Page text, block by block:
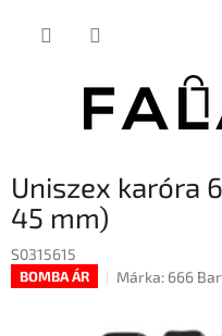
Uniszex karóra
45 mm)
S0315615
BOMBA ÁR Márka: 666